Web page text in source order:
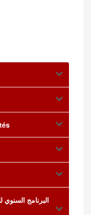
البرنامج السنوي